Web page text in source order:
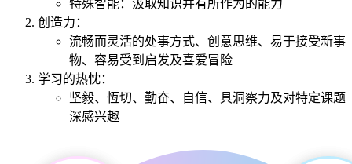
特殊智能：汲取知识并有所作为的能力
创造力：
流畅而灵活的处事方式、创意思维、易于接受新事
物、容易受到启发及喜爱冒险
学习的热忱：
坚毅、恆切、勤奋、自信、具洞察力及对特定课题
深感兴趣